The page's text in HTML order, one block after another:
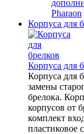
Pharaon
Корпуса для
Корпуса для
Корпуса для
замены
брелока.
корпусов от
комплект
пластиковое